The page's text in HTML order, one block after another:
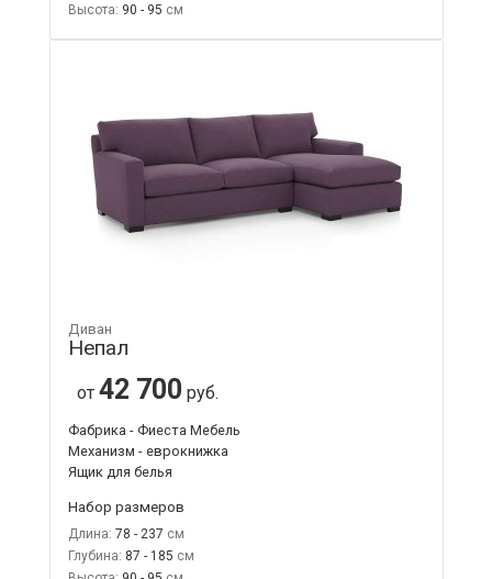
Высота: 90 - 95
Диван
Непал
от 42 700 руб.
Фабрика - Фиеста Мебель
Механизм - еврокнижка
Ящик для белья
Набор размеров
Длина: 78 - 237
Глубина: 87 - 185